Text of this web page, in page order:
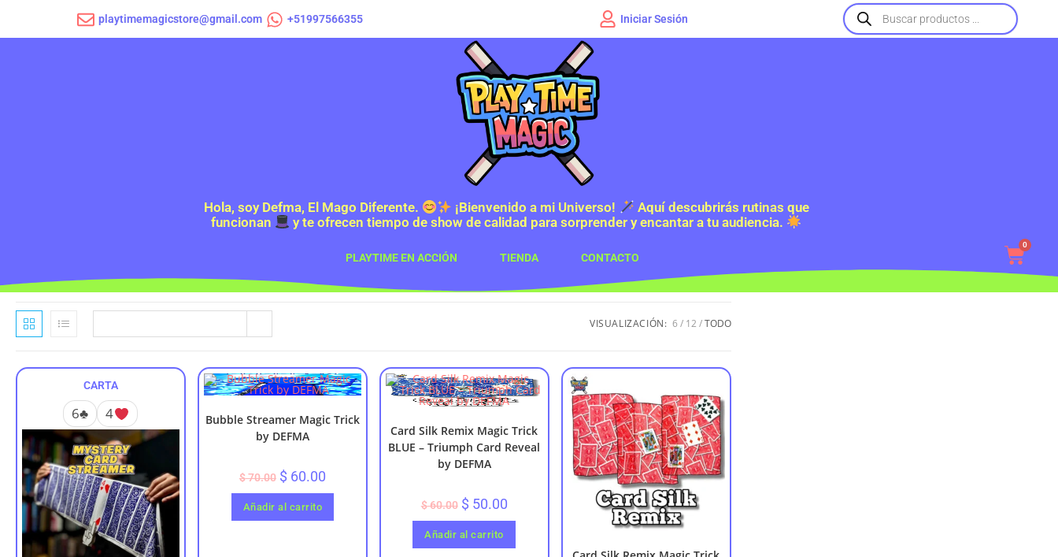
playtimemagicstore@gmail.com +51997566355 Iniciar Sesión
Hola, soy Defma, El Mago Diferente. ¡Bienvenido a mi Universo!
Aquí descubrirás rutinas que
funcionan
y te ofrecen tiempo de show de calidad para sorprender y encantar a tu audiencia.
PLAYTIME EN ACCIÓN TIENDA CONTACTO
0
VISUALIZACIÓN: 6 12 TODO
CARTA
6♣️ 4
Bubble Streamer Magic Trick
by DEFMA
$70.00 $ 60.00
Añadir al carrito
Card Silk Remix Magic Trick
BLUE – Triumph Card Reveal
by DEFMA
$60.00 $ 50.00
Añadir al carrito